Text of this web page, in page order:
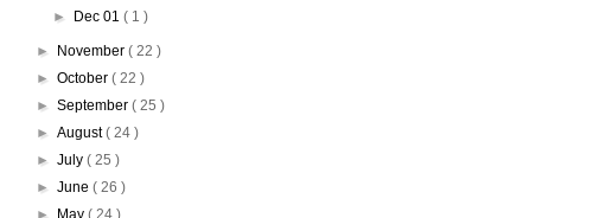
►
Dec 01( 1 )
► November ( 22 )
► October ( 22 )
► September ( 25 )
► August( 24 )
► July ( 25 )
► June ( 26 )